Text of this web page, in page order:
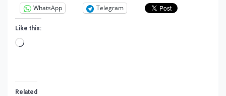
WhatsApp Telegram
Like this:
Loading…
Related